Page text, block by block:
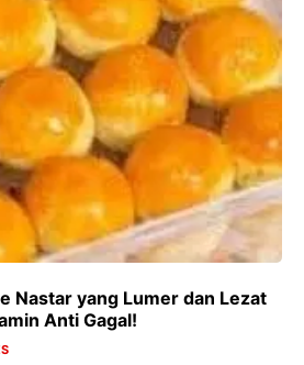
Nastar yang Lumer dan Lezat
Anti Gagal!